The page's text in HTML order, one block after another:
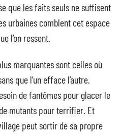
que les faits seuls ne suffisent
urbaines comblent cet espace
l’on ressent.
marquantes sont celles où
que l’un efface l’autre.
de fantômes pour glacer le
mutants pour terrifier. Et
peut sortir de sa propre